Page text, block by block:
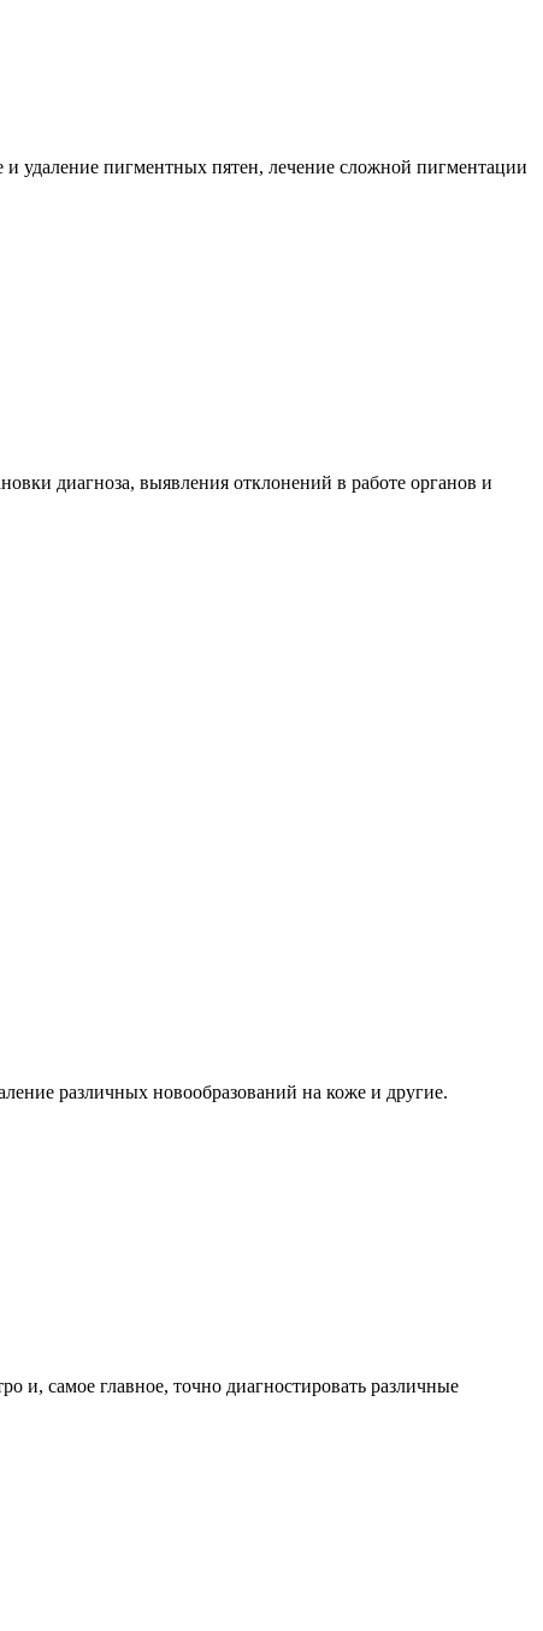
удаление пигментных пятен, лечение сложной пигментации
диагноза, выявления отклонений в работе органов и
различных новообразований на коже и другие.
и, самое главное, точно диагностировать различные